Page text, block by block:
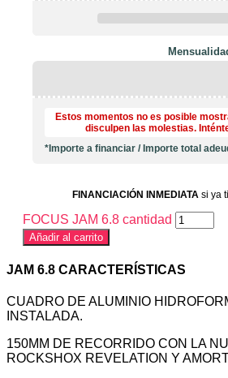
Estos momentos no es posible
disculpen las molestias.
*Importe a financiar /Importe total
FINANCIACIÓN INMEDIATA si ya
FOCUS JAM 6.8 cantidad
Añadir al carrito
JAM 6.8 CARACTERÍSTICAS
CUADRO DE ALUMINIO
INSTALADA.
150MM DE RECORRIDO CON LA
ROCKSHOX REVELATION Y